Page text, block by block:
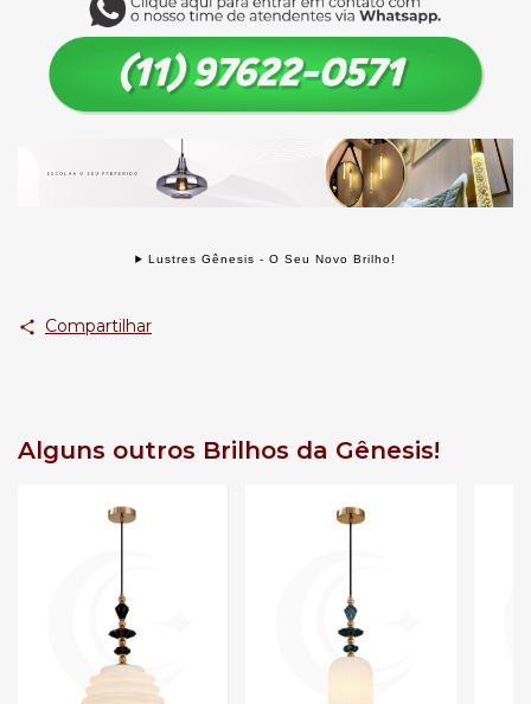
Lustres Gênesis - O Seu Novo Brilho!
Compartilhar
Alguns outros Brilhos da Gênesis!